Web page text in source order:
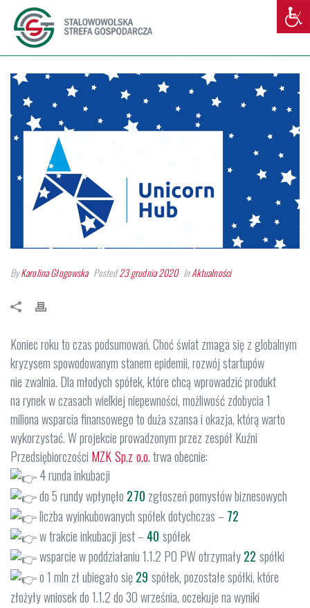
ByKarolina Głogowska Posted23 grudnia 2020 InAktualności
Koniec roku to czas podsumowań. Choć świat zmaga się z globalnym
kryzysem spowodowanym stanem epidemii, rozwój startupów
nie zwalnia. Dla młodych spółek, które chcą wprowadzić produkt
na rynek w czasach wielkiej niepewności, możliwość zdobycia 1
miliona wsparcia finansowego to duża szansa i okazja, którą warto
wykorzystać. W projekcie prowadzonym przez zespół Kuźni
Przedsiębiorczości MZK Sp.z o.o.trwa obecnie:
4 runda inkubacji
do 5 rundy wpłynęło 270 zgłoszeń pomysłów biznesowych
liczba wyinkubowanych spółek dotychczas – 72
w trakcie inkubacji jest – 40 spółek
wsparcie w poddziałaniu 1.1.2 PO PW otrzymały22 spółki
o 1 mln zł ubiegało się29 spółek, pozostałe spółki, które
złożyły wniosek do 1.1.2 do 30 września, oczekuje na wyniki